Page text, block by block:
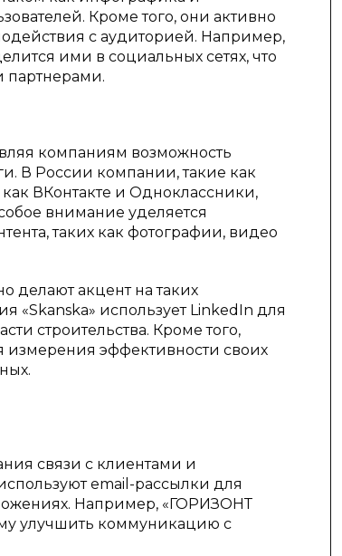
Кроме того, они активно
с аудиторией. Например,
ими в социальных сетях, что
партнерами.
компаниям возможность
В России компании, такие как
ВКонтакте и Одноклассники,
внимание уделяется
таких как фотографии, видео
делают акцент на таких
«Skanska» использует LinkedIn для
строительства. Кроме того,
эффективности своих
связи с клиентами и
email-рассылки для
Например, «ГОРИЗОНТ
улучшить коммуникацию с